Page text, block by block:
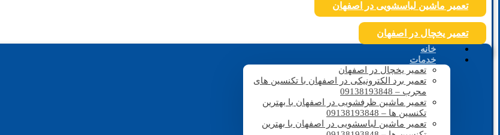
تعمیر ماشین لباسشویی در اصفهان
تعمیر یخچال در اصفهان
خانه
خدمات
تعمیر یخچال در اصفهان
تعمیر برد الکترونیکی در اصفهان با تکنسین های
مجرب – 09138193848
تعمیر ماشین ظرفشویی در اصفهان با بهترین
تکنسین ها – 09138193848
تعمیر ماشین لباسشویی در اصفهان با بهترین